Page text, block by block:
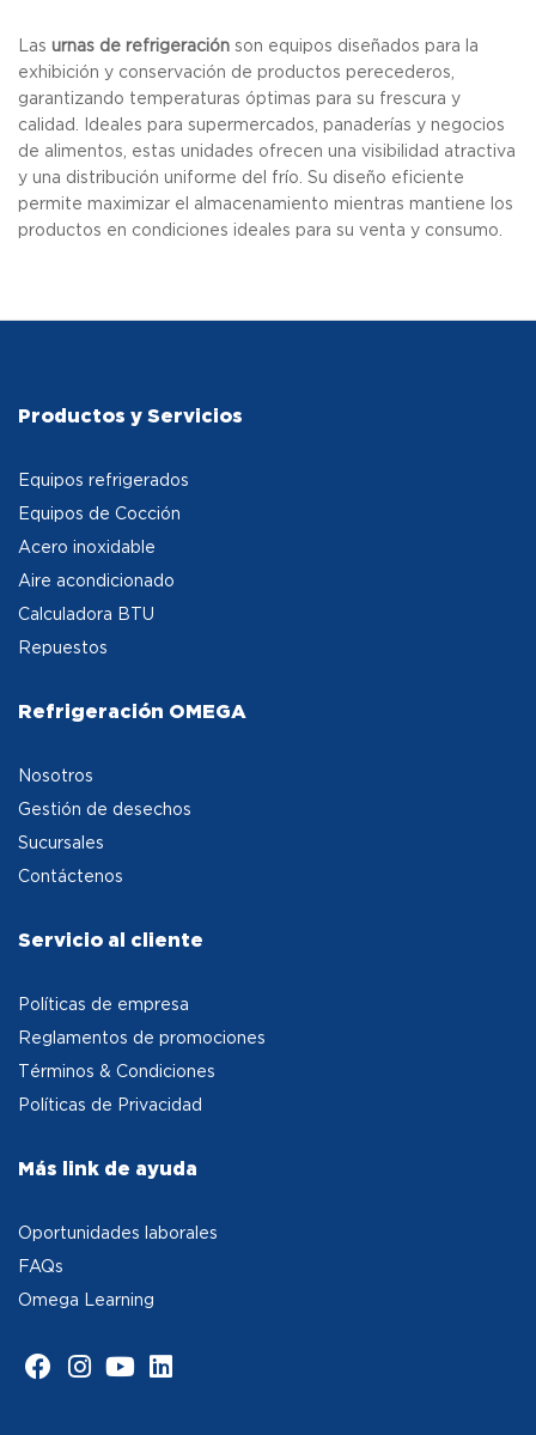
Las urnas de refrigeración son equipos diseñados para la
exhibición y conservación de productos perecederos,
garantizando temperaturas óptimas para su frescura y
calidad. Ideales para supermercados, panaderías y negocios
de alimentos, estas unidades ofrecen una visibilidad atractiva
y una distribución uniforme del frío. Su diseño eficiente
permite maximizar el almacenamiento mientras mantiene los
productos en condiciones ideales para su venta y consumo.
Productos y Servicios
Equipos refrigerados
Equipos de Cocción
Acero inoxidable
Aire acondicionado
Calculadora BTU
Repuestos
Refrigeración OMEGA
Nosotros
Gestión de desechos
Sucursales
Contáctenos
Servicio al cliente
Políticas de empresa
Reglamentos de promociones
Términos & Condiciones
Políticas de Privacidad
Más link de ayuda
Oportunidades laborales
FAQs
Omega Learning